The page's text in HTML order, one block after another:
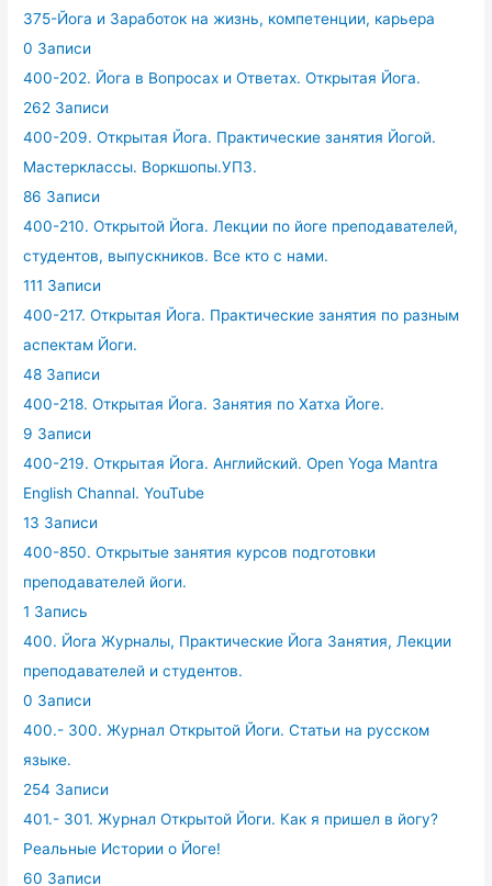
375-Йога и Заработок на жизнь, компетенции, карьера
0 Записи
400-202. Йога в Вопросах и Ответах. Открытая Йога.
262 Записи
400-209. Открытая Йога. Практические занятия Йогой.
Мастерклассы. Воркшопы.УПЗ.
86 Записи
400-210. Открытой Йога. Лекции по йоге преподавателей,
студентов, выпускников. Все кто с нами.
111 Записи
400-217. Открытая Йога. Практические занятия по разным
аспектам Йоги.
48 Записи
400-218. Открытая Йога. Занятия по Хатха Йоге.
9 Записи
400-219. Открытая Йога. Английский. Open Yoga Mantra
English Channal. YouTube
13 Записи
400-850. Открытые занятия курсов подготовки
преподавателей йоги.
1 Запись
400. Йога Журналы, Практические Йога Занятия, Лекции
преподавателей и студентов.
0 Записи
400.- 300. Журнал Открытой Йоги. Статьи на русском
языке.
254 Записи
401.- 301. Журнал Открытой Йоги. Как я пришел в йогу?
Реальные Истории о Йоге!
60 Записи